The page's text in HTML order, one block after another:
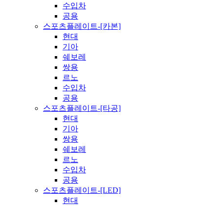
수입차
공용
스포츠플레이트-[카본]
현대
기아
쉐보레
쌍용
르노
수입차
공용
스포츠플레이트-[타공]
현대
기아
쌍용
쉐보레
르노
수입차
공용
스포츠플레이트-[LED]
현대